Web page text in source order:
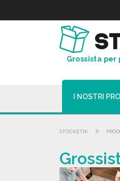
Grossista
I NOSTRI
STOCKETIK >